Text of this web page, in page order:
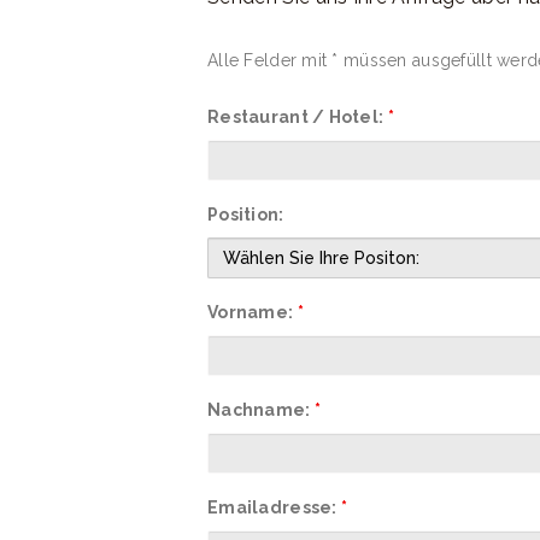
Alle Felder mit * müssen ausgefüllt
Restaurant / Hotel: *
Position:
Vorname: *
Nachname: *
Emailadresse: *